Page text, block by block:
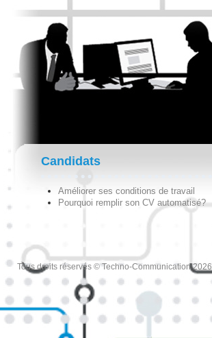
Candidats
Améliorer ses conditions de travail
Pourquoi remplir son CV automatisé?
Tous droits réservés © Techno-Communication 2026